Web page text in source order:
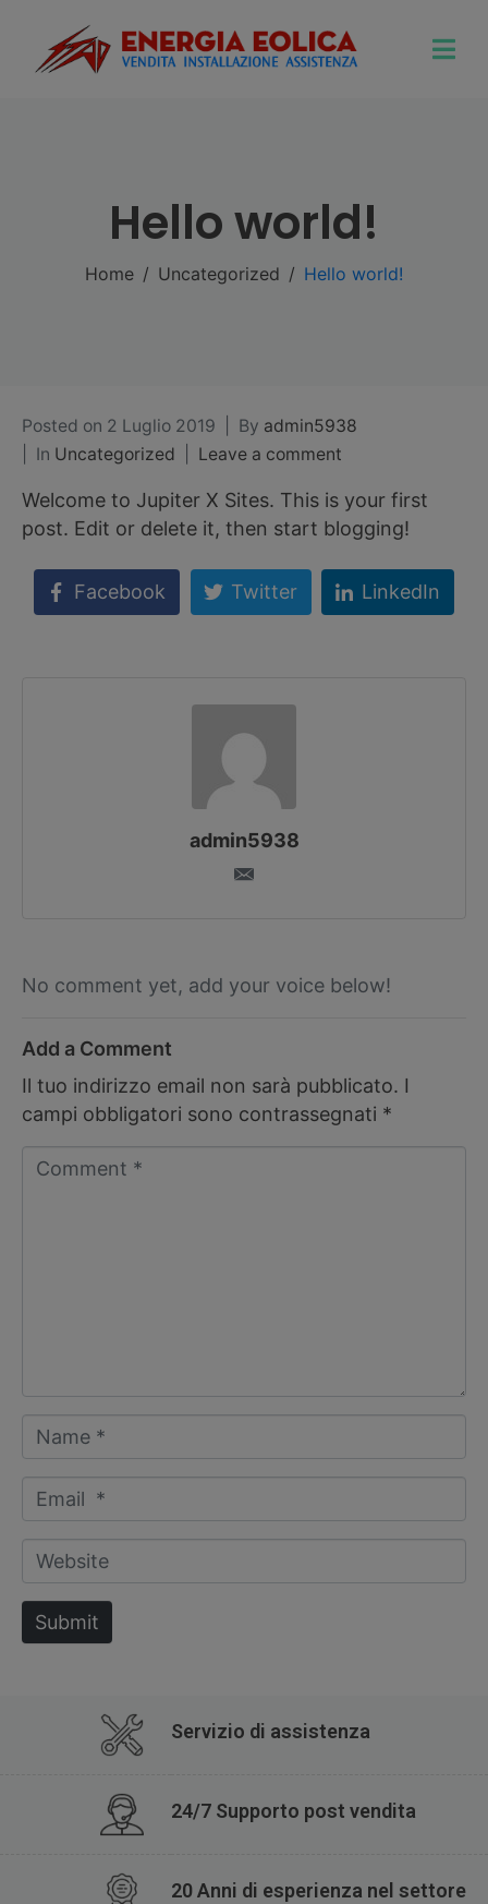
Hello world!
Home Uncategorized Hello world!
Posted on 2 Luglio 2019 By admin5938
In Uncategorized Leave a comment
Welcome to Jupiter X Sites. This is your first
post. Edit or delete it, then start blogging!
Facebook Twitter LinkedIn
admin5938
No comment yet, add your voice below!
Add a Comment
Il tuo indirizzo email non sarà pubblicato. I
campi obbligatori sono contrassegnati *
a
m
*
m
a
l
W
e
b
s
Submit
Servizio di assistenza
24/7 Supporto post vendita
20 Anni di esperienza nel settore